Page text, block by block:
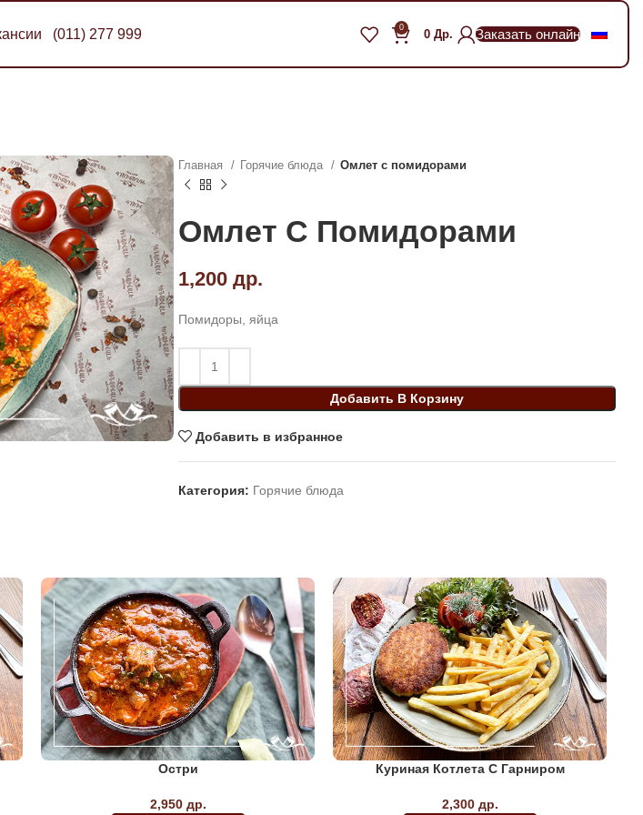
(011) 277 999 0
0 Др. Заказать онлайн
Главная Горячие блюда Омлет с помидорами
Омлет С Помидорами
1,200др.
Помидоры, яйца
Добавить В Корзину
Добавить в избранное
Категория: Горячие блюда
Остри
2,950др.
Куриная Котлета С Гарниром
2,300др.